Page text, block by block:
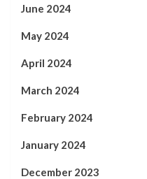
June 2024
May 2024
April 2024
March 2024
February 2024
January 2024
December 2023